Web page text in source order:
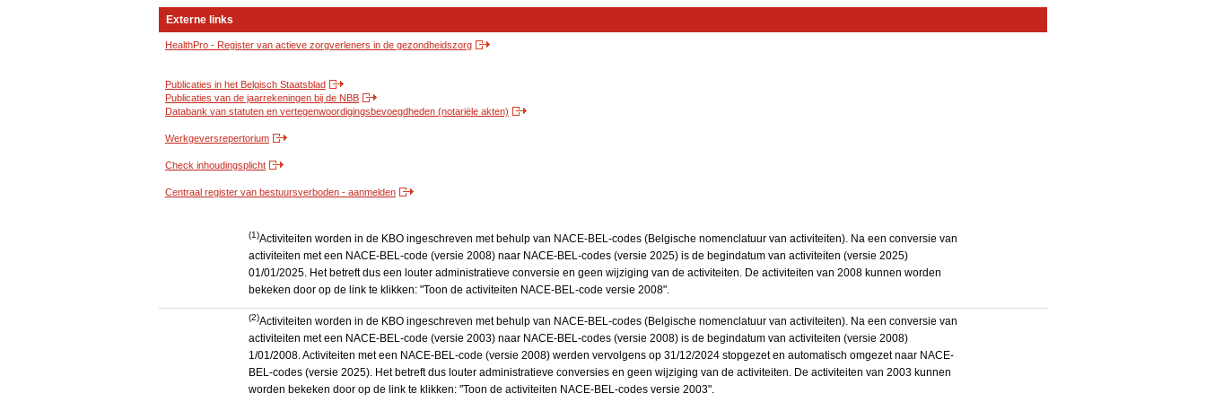
Externe links
HealthPro - Register van actieve zorgverleners in de gezondheidszorg
Publicaties in het Belgisch Staatsblad
Publicaties van de jaarrekeningen bij de NBB
Databank van statuten en vertegenwoordigingsbevoegdheden (notariële akten)
Werkgeversrepertorium
Check inhoudingsplicht
Centraal register van bestuursverboden - aanmelden
(1)Activiteiten worden in de KBO ingeschreven met behulp van NACE-BEL-codes (Belgische nomenclatuur van activiteiten). Na een conversie van
activiteiten met een NACE-BEL-code (versie 2008) naar NACE-BEL-codes (versie 2025) is de begindatum van activiteiten (versie 2025)
01/01/2025. Het betreft dus een louter administratieve conversie en geen wijziging van de activiteiten. De activiteiten van 2008 kunnen worden
bekeken door op de link te klikken: "Toon de activiteiten NACE-BEL-code versie 2008".
(2)Activiteiten worden in de KBO ingeschreven met behulp van NACE-BEL-codes (Belgische nomenclatuur van activiteiten). Na een conversie van
activiteiten met een NACE-BEL-code (versie 2003) naar NACE-BEL-codes (versie 2008) is de begindatum van activiteiten (versie 2008)
1/01/2008. Activiteiten met een NACE-BEL-code (versie 2008) werden vervolgens op 31/12/2024 stopgezet en automatisch omgezet naar NACE-
BEL-codes (versie 2025). Het betreft dus louter administratieve conversies en geen wijziging van de activiteiten. De activiteiten van 2003 kunnen
worden bekeken door op de link te klikken: "Toon de activiteiten NACE-BEL-codes versie 2003".